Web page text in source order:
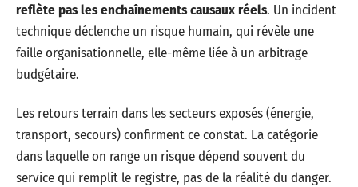
reflète pas les enchaînements causaux réels. Un incident
technique déclenche un risque humain, qui révèle une
faille organisationnelle, elle-même liée à un arbitrage
budgétaire.
Les retours terrain dans les secteurs exposés (énergie,
transport, secours) confirment ce constat. La catégorie
dans laquelle on range un risque dépend souvent du
service qui remplit le registre, pas de la réalité du danger.